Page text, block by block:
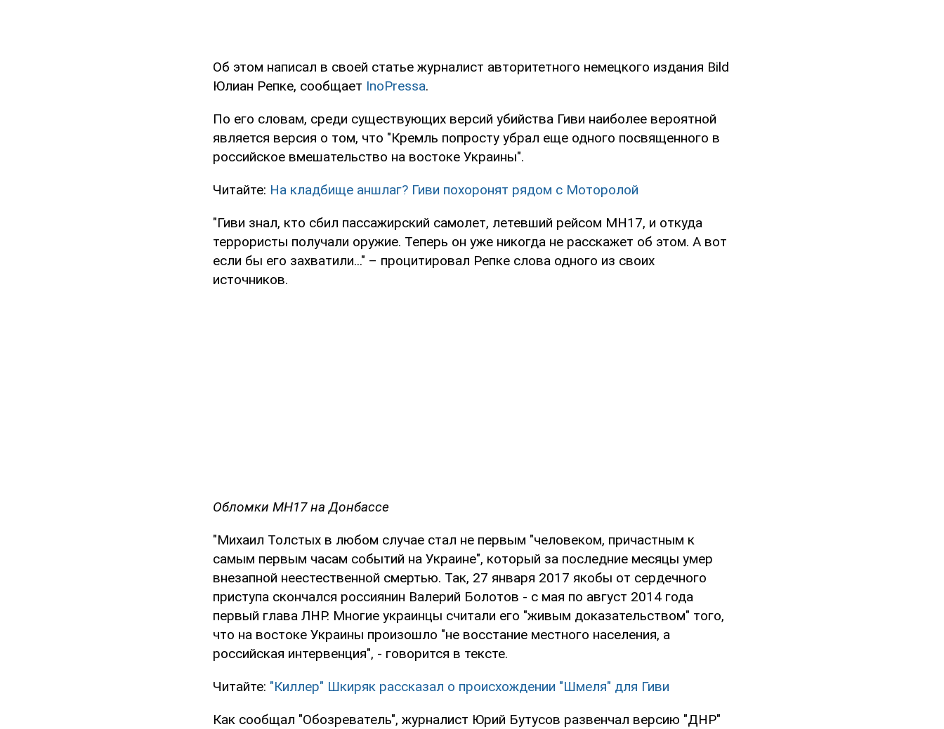
Об этом написал в своей статье журналист авторитетного немецкого издания Bild
Юлиан Репке, сообщает InoPressa.
По его словам, среди существующих версий убийства Гиви наиболее вероятной
является версия о том, что "Кремль попросту убрал еще одного посвященного в
российское вмешательство на востоке Украины".
Читайте: На кладбище аншлаг? Гиви похоронят рядом с Моторолой
"Гиви знал, кто сбил пассажирский самолет, летевший рейсом MH17, и откуда
террористы получали оружие. Теперь он уже никогда не расскажет об этом. А вот
если бы его захватили..." – процитировал Репке слова одного из своих
источников.
Обломки МН17 на Донбассе
"Михаил Толстых в любом случае стал не первым "человеком, причастным к
самым первым часам событий на Украине", который за последние месяцы умер
внезапной неестественной смертью. Так, 27 января 2017 якобы от сердечного
приступа скончался россиянин Валерий Болотов - с мая по август 2014 года
первый глава ЛНР. Многие украинцы считали его "живым доказательством" того,
что на востоке Украины произошло "не восстание местного населения, а
российская интервенция", - говорится в тексте.
Читайте: "Киллер" Шкиряк рассказал о происхождении "Шмеля" для Гиви
Как сообщал "Обозреватель", журналист Юрий Бутусов развенчал версию "ДНР"